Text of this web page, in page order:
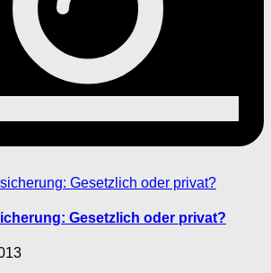
Gesetzlich oder privat?